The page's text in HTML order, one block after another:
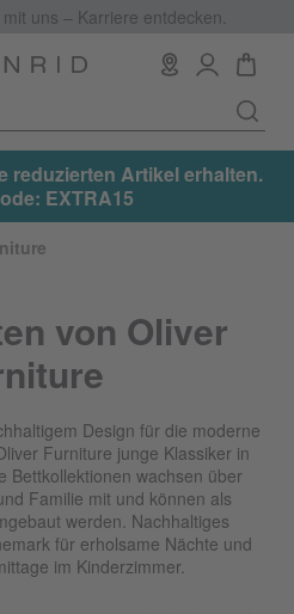
uns – Karriere entdecken.
auf alle reduzierten Artikel
Aktionscode: EXTRA15
von Oliver
Design für die moderne
Furniture junge Klassiker in
Bettkollektionen wachsen über
Familie mit und können als
werden. Nachhaltiges
für erholsame Nächte und
im Kinderzimmer.